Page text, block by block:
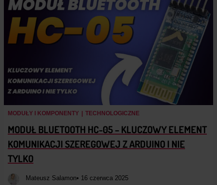
MODUŁY I KOMPONENTY TECHNOLOGICZNE
MODUŁ BLUETOOTH HC-05 – KLUCZOWY ELEMENT
KOMUNIKACJI SZEREGOWEJ Z ARDUINO I NIE
TYLKO
Mateusz Salamon• 16 czerwca 2025